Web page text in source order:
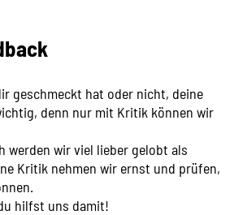
geschmeckt hat oder nicht, deine
denn nur mit Kritik können wir
werden wir viel lieber gelobt als
Kritik nehmen wir ernst und prüfen,
hilfst uns damit!